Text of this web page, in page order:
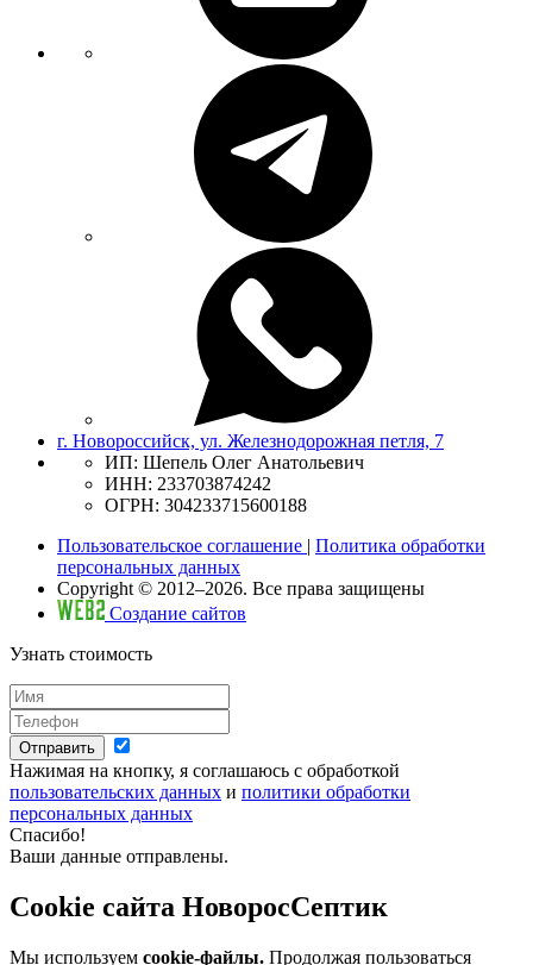
г. Новороссийск, ул. Железнодорожная петля, 7
ИП: Шепель Олег Анатольевич
ИНН: 233703874242
ОГРН: 304233715600188
Пользовательское соглашение | Политика обработки
персональных данных
Copyright © 2012–2026. Все права защищены
Создание сайтов
Узнать стоимость
Отправить
Нажимая на кнопку, я соглашаюсь с обработкой
пользовательских данных и политики обработки
персональных данных
Спасибо!
Ваши данные отправлены.
Cookie сайта НоворосСептик
Мы используем cookie-файлы. Продолжая пользоваться